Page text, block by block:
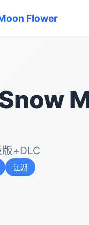
Flower
+DLC
江湖